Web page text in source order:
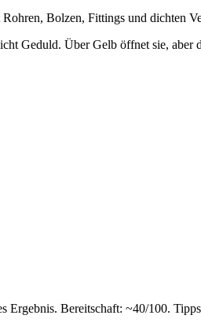
Bolzen, Fittings und dichten
Geduld. Über Gelb öffnet sie, aber
Bereitschaft: ~40/100.